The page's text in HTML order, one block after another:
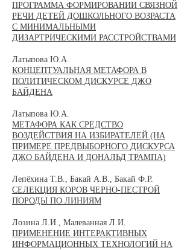
ПРОГРАММА ФОРМИРОВАНИИ СВЯЗНОЙ
РЕЧИ ДЕТЕЙ ДОШКОЛЬНОГО ВОЗРАСТА
С МИНИМАЛЬНЫМИ
ДИЗАРТРИЧЕСКИМИ РАССТРОЙСТВАМИ
Латыпова Ю.А.
КОНЦЕПТУАЛЬНАЯ МЕТАФОРА В
ПОЛИТИЧЕСКОМ ДИСКУРСЕ ДЖО
БАЙДЕНА
Латыпова Ю.А.
МЕТАФОРА КАК СРЕДСТВО
ВОЗДЕЙСТВИЯ НА ИЗБИРАТЕЛЕЙ (НА
ПРИМЕРЕ ПРЕДВЫБОРНОГО ДИСКУРСА
ДЖО БАЙДЕНА И ДОНАЛЬД ТРАМПА)
Лепёхина Т.В., Бакай А.В., Бакай Ф.Р.
СЕЛЕКЦИЯ КОРОВ ЧЕРНО-ПЕСТРОЙ
ПОРОДЫ ПО ЛИНИЯМ
Лозина Л.И., Малеванная Л.И.
ПРИМЕНЕНИЕ ИНТЕРАКТИВНЫХ
ИНФОРМАЦИОННЫХ ТЕХНОЛОГИЙ НА